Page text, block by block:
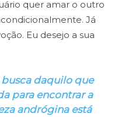
quer amar o outro
Já
Eu desejo a sua
daquilo que
para encontrar a
andrógina está